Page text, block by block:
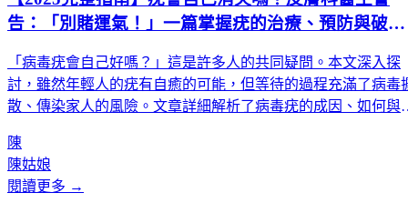
告：「別賭運氣！」一篇掌握疣的治療、預防與破解
「病毒疣會自己好嗎？」這是許多人的共同疑問。本文深入探
討，雖然年輕人的疣有自癒的可能，但等待的過程充滿了病毒
散、傳染家人的風險。文章詳細解析了病毒疣的成因、如何與
等主流治療方式的優缺點。最後，我們破解了關於疣的五大網
迷思，並提供實用的預防建議，幫助您做出最明智的決定，保
自己與家人的皮膚健康。
陳
陳姑娘
閱讀更多 →